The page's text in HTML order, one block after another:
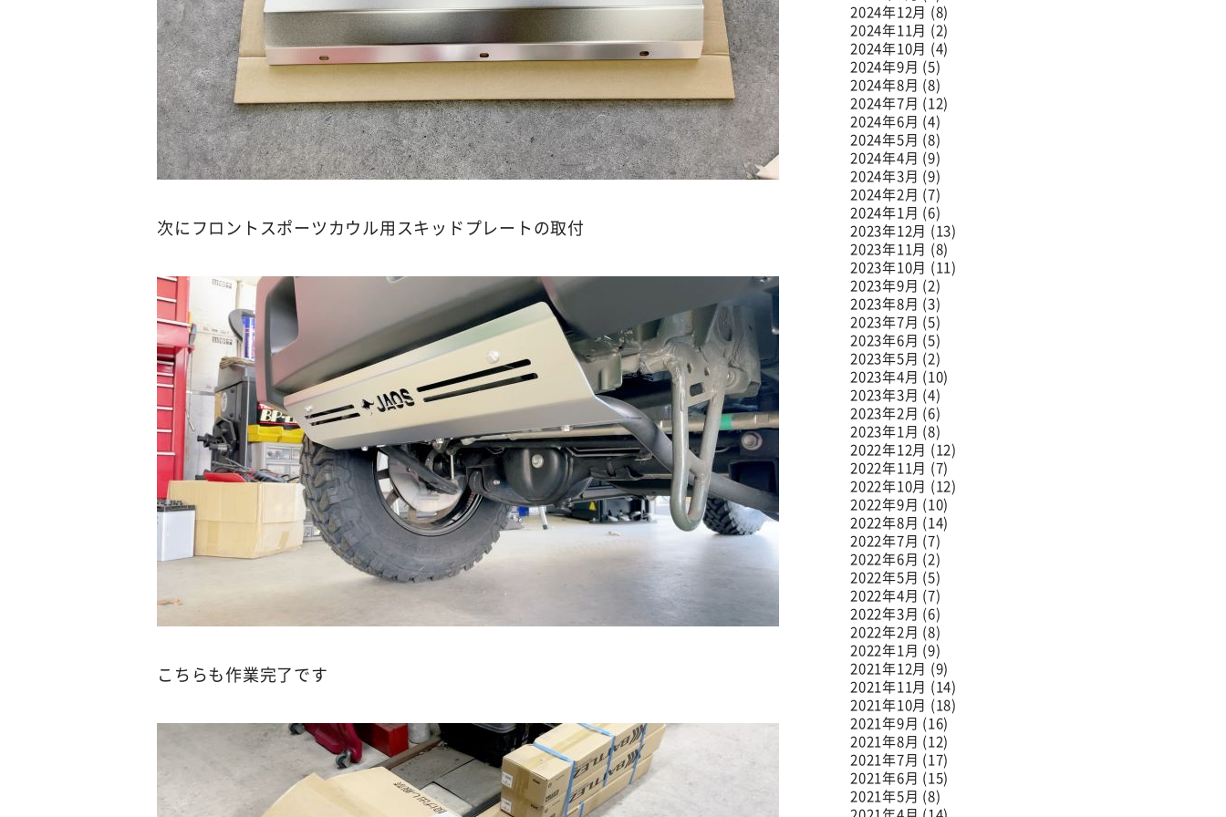
次にフロントスポーツカウル用スキッドプレートの取付
こちらも作業完了です
2024年12月 (8)
2024年11月 (2)
2024年10月 (4)
2024年9月 (5)
2024年8月 (8)
2024年7月 (12)
2024年6月 (4)
2024年5月 (8)
2024年4月 (9)
2024年3月 (9)
2024年2月 (7)
2024年1月 (6)
2023年12月 (13)
2023年11月 (8)
2023年10月 (11)
2023年9月 (2)
2023年8月 (3)
2023年7月 (5)
2023年6月 (5)
2023年5月 (2)
2023年4月 (10)
2023年3月 (4)
2023年2月 (6)
2023年1月 (8)
2022年12月 (12)
2022年11月 (7)
2022年10月 (12)
2022年9月 (10)
2022年8月 (14)
2022年7月 (7)
2022年6月 (2)
2022年5月 (5)
2022年4月 (7)
2022年3月 (6)
2022年2月 (8)
2022年1月 (9)
2021年12月 (9)
2021年11月 (14)
2021年10月 (18)
2021年9月 (16)
2021年8月 (12)
2021年7月 (17)
2021年6月 (15)
2021年5月 (8)